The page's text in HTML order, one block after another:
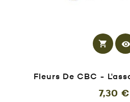
shopping_cart visibility
Fleurs De CBC -
7,30 €